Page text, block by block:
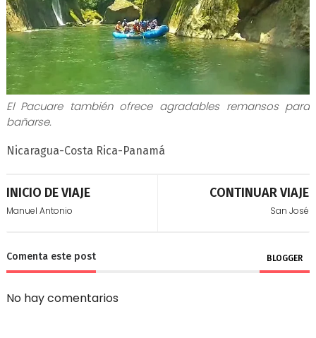
El Pacuare también ofrece agradables remansos para
bañarse.
Nicaragua-Costa Rica-Panamá
INICIO DE VIAJE
Manuel Antonio
CONTINUAR VIAJE
San José
Comenta este post BLOGGER
No hay comentarios